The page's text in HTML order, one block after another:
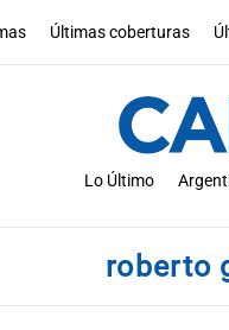
Últimas coberturas
Lo Último
roberto